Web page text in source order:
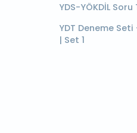
YDS-YÖKDİL
YDT Deneme Seti
| Set 1